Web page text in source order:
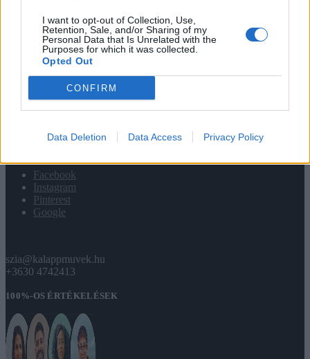
I want to opt-out of Collection, Use,
Retention, Sale, and/or Sharing of my
Personal Data that Is Unrelated with the
Purposes for which it was collected.
Opted Out
CONFIRM
Data Deletion Data Access Privacy Policy
Fiókom
Infomációk
Garancia
Kapcsolat
Sütik
ÁSZF
Facebook
Instagram
Pinterest
Google
szia@kalappmuvek.hu
+3630 4742413
100%-OS ÉRTÉKELÉSEK